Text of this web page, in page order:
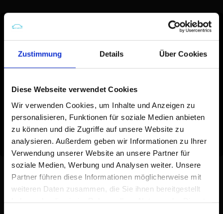
Zustimmung Details Über Cookies
Diese Webseite verwendet Cookies
Wir verwenden Cookies, um Inhalte und Anzeigen zu
personalisieren, Funktionen für soziale Medien anbieten
zu können und die Zugriffe auf unsere Website zu
analysieren. Außerdem geben wir Informationen zu Ihrer
Verwendung unserer Website an unsere Partner für
soziale Medien, Werbung und Analysen weiter. Unsere
Partner führen diese Informationen möglicherweise mit
weiteren Daten zusammen, die Sie ihnen bereitgestellt
Zugehörige Tipps & Tricks für den Einstieg in die Stipt
Interior Detail Brush
Wie kann ich mein auto cockpit reinigen?
Wie reinigt man das Lenkrad seines Autos?
Wie verwende ich dieses Produkt?